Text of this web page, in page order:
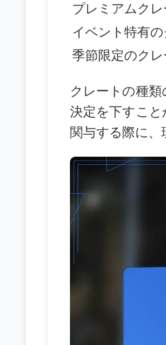
プレミアムクレ
イベント特有の
季節限定のクレ
クレートの種
決定を下すこ
関与する際に、